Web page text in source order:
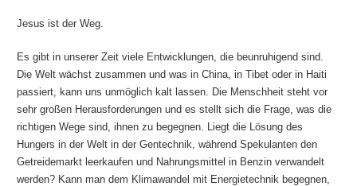
Jesus ist der Weg.
Es gibt in unserer Zeit viele Entwicklungen, die beunruhigend sind.
Die Welt wächst zusammen und was in China, in Tibet oder in Haiti
passiert, kann uns unmöglich kalt lassen. Die Menschheit steht vor
sehr großen Herausforderungen und es stellt sich die Frage, was die
richtigen Wege sind, ihnen zu begegnen. Liegt die Lösung des
Hungers in der Welt in der Gentechnik, während Spekulanten den
Getreidemarkt leerkaufen und Nahrungsmittel in Benzin verwandelt
werden? Kann man dem Klimawandel mit Energietechnik begegnen,